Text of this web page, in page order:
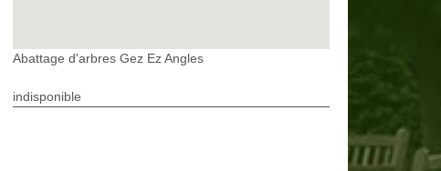
Abattage d'arbres Gez Ez Angles
indisponible